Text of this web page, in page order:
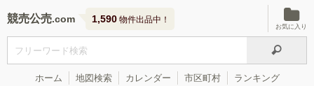
競売公売 1,590 物件出品中！
お気に入り
ホーム 地図検索 カレンダー 市区町村 ランキング